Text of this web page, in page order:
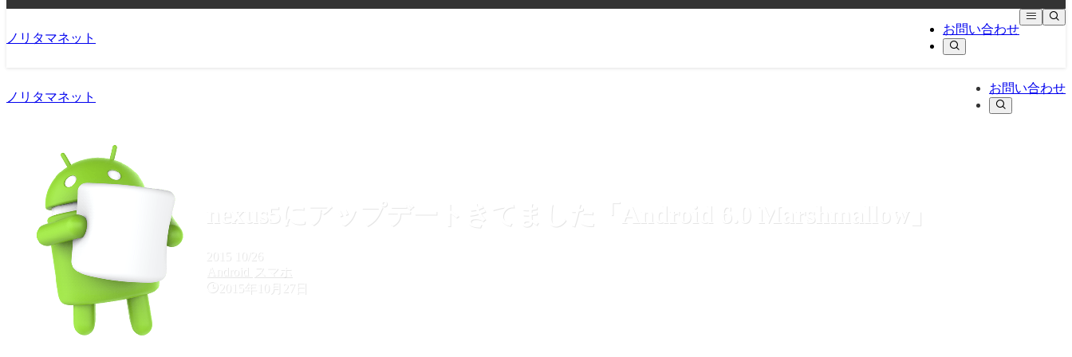
ノリタマネット
お問い合わせ
ノリタマネット
お問い合わせ
nexus5にアップデートきてました「Android 6.0 Marshmallow」
2015
10/26
Android
スマホ
2015年10月27日